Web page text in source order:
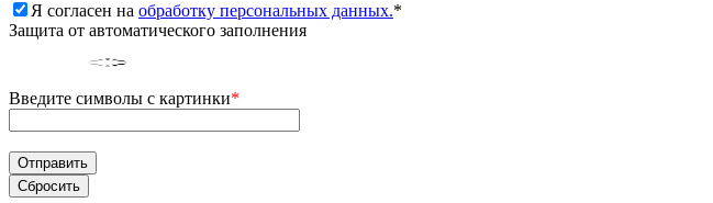
Я согласен на обработку персональных данных.*
Защита от автоматического заполнения
Введите символы с картинки*